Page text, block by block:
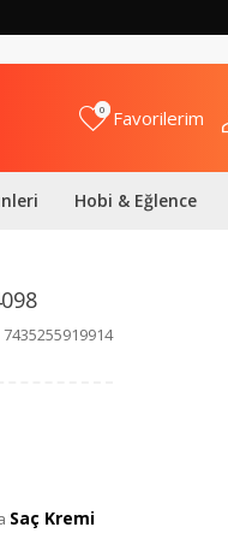
0 Favorilerim
Hobi & Eğlence
7435255919914
Saç Kremi